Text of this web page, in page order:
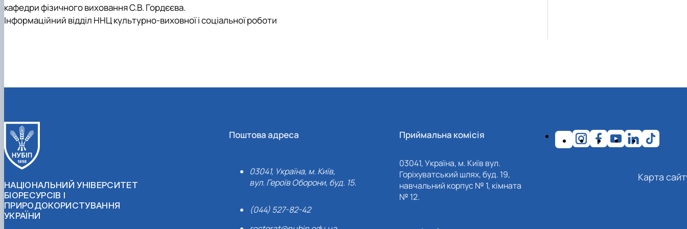
кафедри фізичного виховання С.В. Гордєєва.
Інформаційний відділ ННЦ культурно-виховної і соціальної роботи
НАЦІОНАЛЬНИЙ УНІВЕРСИТЕТ
БІОРЕСУРСІВ І
ПРИРОДОКОРИСТУВАННЯ
УКРАЇНИ
Поштова адреса
03041, Україна, м. Київ,
вул. Героїв Оборони, буд. 15.
(044) 527-82-42
Приймальна комісія
03041, Україна, м. Київ вул.
Горіхуватський шлях, буд. 19,
навчальний корпус № 1, кімната
№ 12.
Карта